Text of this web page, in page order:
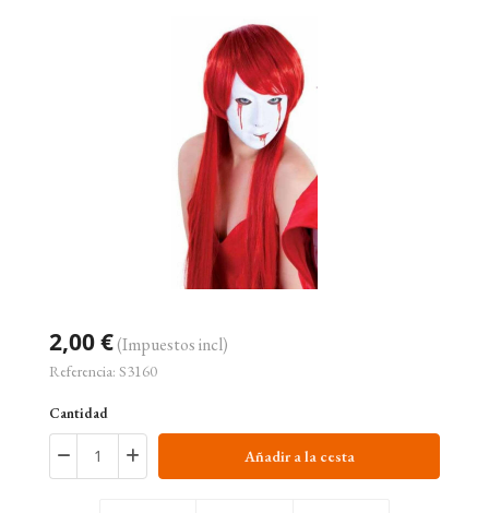
2,00 €(Impuestos incl)
Referencia: S3160
Cantidad
Añadir a la cesta